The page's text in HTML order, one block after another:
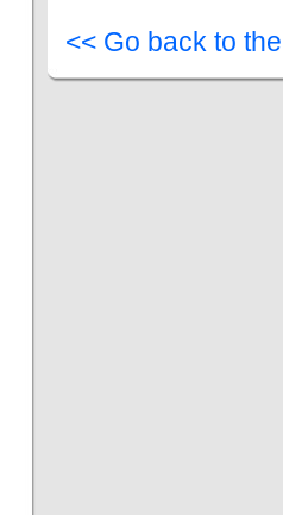
<< Go back to